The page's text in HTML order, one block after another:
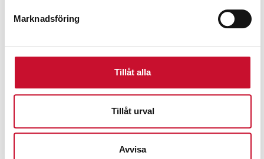
Marknadsföring
Tillåt alla
Tillåt urval
Avvisa
Svets Electromig 220 Telwin
15,990.00kr